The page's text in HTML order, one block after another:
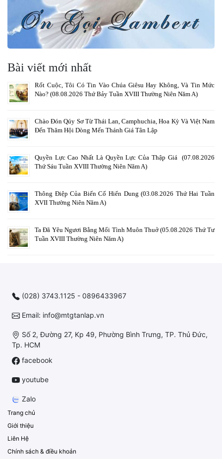
Bài viết mới nhất
Rốt Cuộc, Tôi Có Tin Vào Chúa Giêsu Hay Không, Và Tin Mức
Nào? (08.08.2026 Thứ Bảy Tuần XVIII Thường Niên Năm A)
Chào Đón Qúy Sơ Từ Thái Lan, Camphuchia, Hoa Kỳ Và Việt Nam
Đến Thăm Hội Dòng Mến Thánh Giá Tân Lập
Quyền Lực Cao Nhất Là Quyền Lực Của Thập Giá (07.08.2026
Thứ Sáu Tuần XVIII Thường Niên Năm A)
Thông Điệp Của Biến Cố Hiển Dung (03.08.2026 Thứ Hai Tuần
XVII Thường Niên Năm A)
Ta Đã Yêu Ngươi Bằng Mối Tình Muôn Thuở (05.08.2026 Thứ Tư
Tuần XVIII Thường Niên Năm A)
(028) 3743.1125 - 0896433967
Email: info@mtgtanlap.vn
Số 2, Đường 27, Kp 49, Phường Bình Trưng, TP. Thủ Đức,
Tp. HCM
facebook
youtube
Zalo
Trang chủ
Giới thiệu
Liên Hệ
Chính sách & điều khoản